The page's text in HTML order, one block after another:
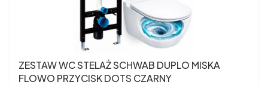
ZESTAW WC STELAŻ SCHWAB DUPLO MISKA
FLOWO PRZYCISK DOTS CZARNY